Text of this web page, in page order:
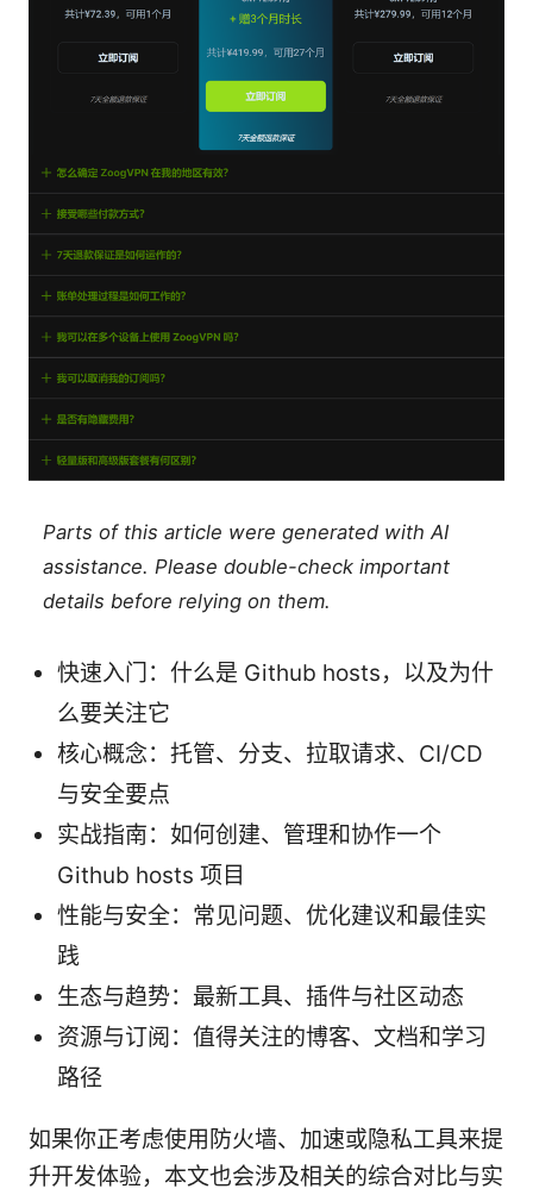
Parts of this article were generated with AI
assistance. Please double-check important
details before relying on them.
快速入门：什么是 Github hosts，以及为什
么要关注它
核心概念：托管、分支、拉取请求、CI/CD
与安全要点
实战指南：如何创建、管理和协作一个
Github hosts 项目
性能与安全：常见问题、优化建议和最佳实
践
生态与趋势：最新工具、插件与社区动态
资源与订阅：值得关注的博客、文档和学习
路径
如果你正考虑使用防火墙、加速或隐私工具来提
升开发体验，本文也会涉及相关的综合对比与实